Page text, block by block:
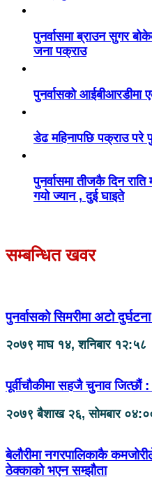
पुनर्वासमा ब्राउन सुगर
जना पक्राउ
पुनर्वासको आईबीआरडीमा
डेढ महिनापछि पक्राउ परे
पुनर्वासमा तीजकै दिन
गयो ज्यान , दुई घाइते
सम्बन्धित खवर
पुनर्वासको सिमरीमा अटो
२०७९ माघ १४, शनिबार १२:५८
पूर्वीचौकीमा सहजै चुनाव जित्छौं
२०७९ बैशाख २६, सोमबार
बेलौरीमा नगरपालिकाकै
ठेक्काको भएन सम्झौता